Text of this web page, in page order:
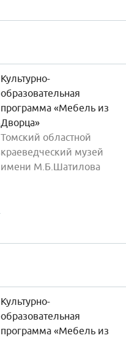
Культурно-
образовательная
программа «Мебель из
Дворца»
Томский областной
краеведческий музей
имени М.Б.Шатилова
Культурно-
образовательная
программа «Мебель из